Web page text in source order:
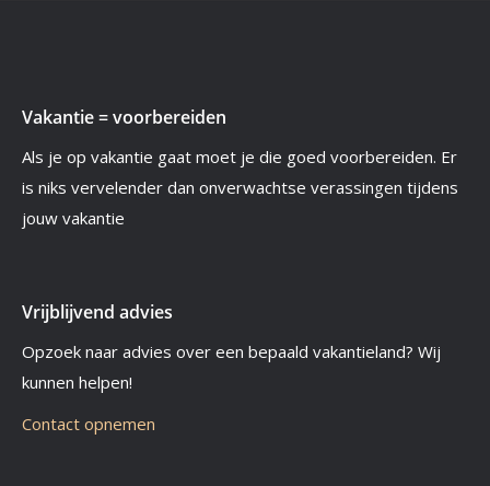
Vakantie = voorbereiden
Als je op vakantie gaat moet je die goed voorbereiden. Er
is niks vervelender dan onverwachtse verassingen tijdens
jouw vakantie
Vrijblijvend advies
Opzoek naar advies over een bepaald vakantieland? Wij
kunnen helpen!
Contact opnemen